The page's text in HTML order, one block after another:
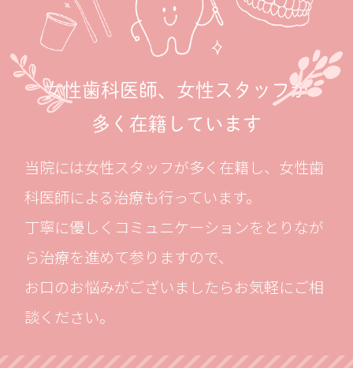
女性歯科医師、女性スタッフが
当院には女性スタッフが多く在籍し、女性歯
科医師による治療も行っています。
丁寧に優しくコミュニケーションをとりなが
ら治療を進めて参りますので、
お口のお悩みがございましたらお気軽にご相